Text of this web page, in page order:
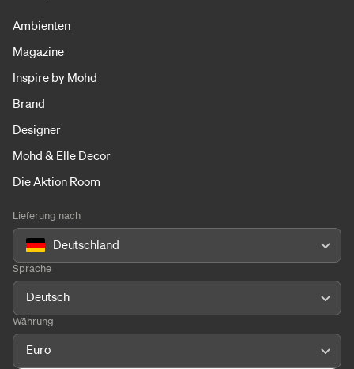
Ambienten
Magazine
Inspire by Mohd
Brand
Designer
Mohd & Elle Decor
Die Aktion Room
Lieferung nach
Deutschland
Sprache
Deutsch
Währung
Euro